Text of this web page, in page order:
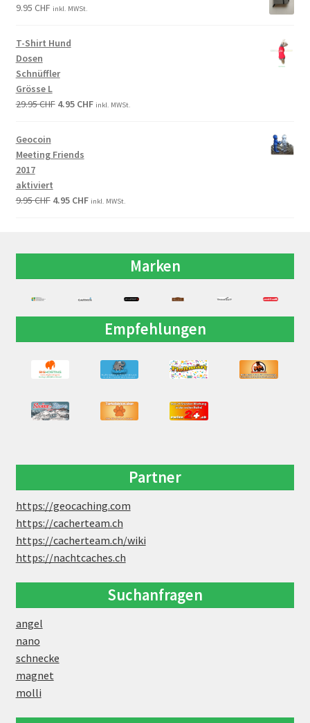
9.95 CHF inkl. MWSt.
T-Shirt Hund
Dosen
Schnüffler
Grösse L
29.95CHF 4.95 CHF inkl. MWSt.
Geocoin
Meeting Friends
2017
aktiviert
9.95CHF 4.95 CHF inkl. MWSt.
Marken
Empfehlungen
Partner
https://geocaching.com
https://cacherteam.ch
https://cacherteam.ch/wiki
https://nachtcaches.ch
Suchanfragen
angel
nano
schnecke
magnet
molli